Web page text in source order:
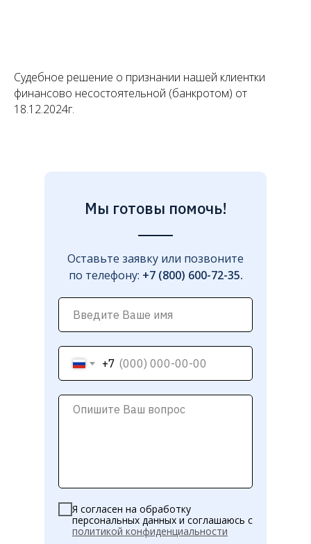
Судебное решение о признании нашей клиентки
финансово несостоятельной (банкротом) от
18.12.2024г.
Мы готовы помочь!
Оставьте заявку или позвоните
по телефону: +7 (800) 600-72-35.
+7
Я согласен на обработку
персональных данных и соглашаюсь c
политикой конфиденциальности